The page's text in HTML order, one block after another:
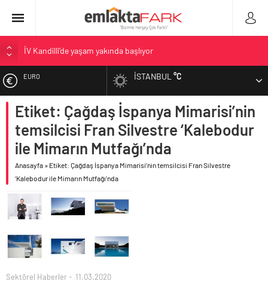
İV Kandilli’de yaşam yakında başlıyor
OYAK Çimento, jeopolitik risklere ve maliyet baskısına rağmen
2026’nın ikinci çeyreğinde olumlu performansını sürdürdü
Geberit Info Showroom, yaklaşık 300 sektör profesyonelini
ağırladı
Çimko, stratejik pazarlama vizyonuyla bayilerinin kurumsal
gelişimini destekliyor
Birleşik Arap Emirlikleri’nin ilk yüksek hızlı demiryolu projesine
Kalyon İnşaat imzası
EURO
ALTIN
BIST
DOLAR
İSTANBUL°C
Etiket: Çağdaş İspanya Mimarisi’nin
temsilcisi Fran Silvestre ‘Kalebodur
ile Mimarın Mutfağı’nda
Anasayfa » Etiket: Çağdaş İspanya Mimarisi’nin temsilcisi Fran Silvestre
‘Kalebodur ile Mimarın Mutfağı’nda
Sektörel Haberler 11.03.2020